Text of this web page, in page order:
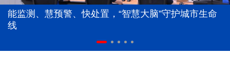
能监测、慧预警、快处置，“智慧大脑”守护城市生命
线